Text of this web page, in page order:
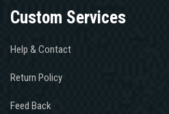
Custom Services
Help & Contact
Return Policy
Feed Back